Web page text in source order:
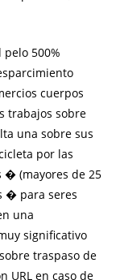
500%
cuerpos
trabajos sobre
una sobre sus
por las
� (mayores de 25
� para seres
una
significativo
traspaso de
URL en caso de